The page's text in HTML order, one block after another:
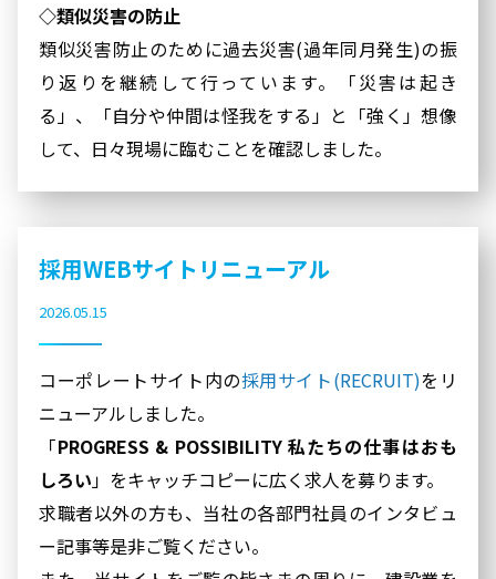
◇類似災害の防止
類似災害防止のために過去災害(過年同月発生)の振
り返りを継続して行っています。「災害は起き
る」、「自分や仲間は怪我をする」と「強く」想像
して、日々現場に臨むことを確認しました。
採用WEBサイトリニューアル
2026.05.15
コーポレートサイト内の採用サイト(RECRUIT)をリ
ニューアルしました。
「PROGRESS & POSSIBILITY 私たちの仕事はおも
しろい 」をキャッチコピーに広く求人を募ります。
求職者以外の方も、当社の各部門社員のインタビュ
ー記事等是非ご覧ください。